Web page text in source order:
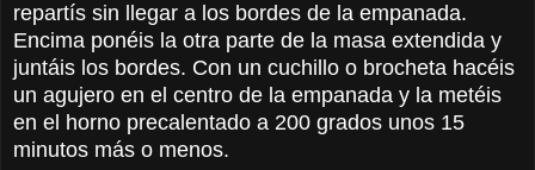
repartís sin llegar a los bordes de la empanada.
Encima ponéis la otra parte de la masa extendida y
juntáis los bordes. Con un cuchillo o brocheta hacéis
un agujero en el centro de la empanada y la metéis
en el horno precalentado a 200 grados unos 15
minutos más o menos.